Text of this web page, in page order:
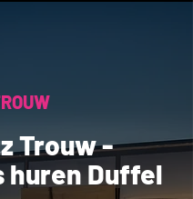
Trouw -
huren Duffel